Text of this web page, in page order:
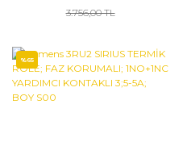
6;3A; BOY S00
3.756,00 TL
%65